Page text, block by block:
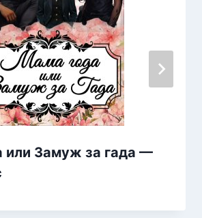
или Замуж за гада —